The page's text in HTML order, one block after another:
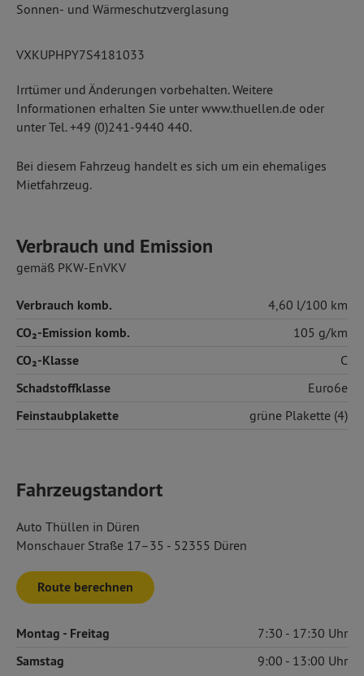
Sonnen- und Wärmeschutzverglasung
VXKUPHPY7S4181033
Irrtümer und Änderungen vorbehalten. Weitere
Informationen erhalten Sie unter www.thuellen.de oder
unter Tel. +49 (0)241-9440 440.
Bei diesem Fahrzeug handelt es sich um ein ehemaliges
Mietfahrzeug.
Verbrauch und Emission
gemäß PKW-EnVKV
Verbrauch komb. 4,60 l/100 km
CO₂-Emission komb. 105 g/km
CO₂-Klasse C
Schadstoffklasse Euro6e
Feinstaubplakette grüne Plakette (4)
Fahrzeugstandort
Auto Thüllen in Düren
Monschauer Straße 17–35 - 52355 Düren
Route berechnen
Montag - Freitag 7:30 17:30
Samstag 9:00 13:00